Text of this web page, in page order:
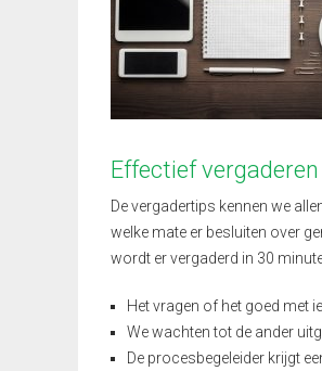
Effectief vergaderen
De vergadertips kennen we
welke mate er besluiten over
wordt er vergaderd in 30
Het vragen of het goed met
We wachten tot de ander
De procesbegeleider krijgt